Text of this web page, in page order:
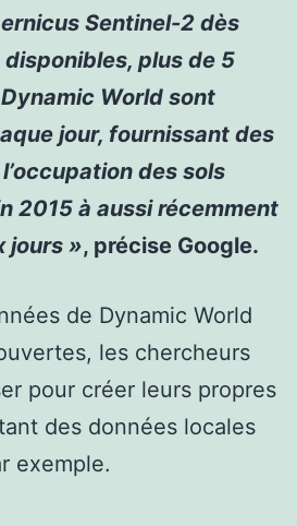
Sentinel-2 dès
disponibles, plus de 5
World sont
jour, fournissant des
des sols
2015 à aussi récemment
jours », précise Google.
de Dynamic World
les chercheurs
pour créer leurs propres
des données locales
exemple.